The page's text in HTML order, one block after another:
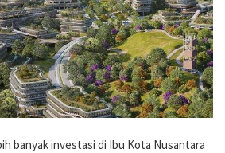
banyak investasi di Ibu Kota Nusantara